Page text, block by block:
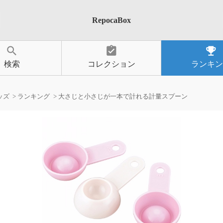
RepocaBox
search
検索
assignment_turned_in
コレクション
emoji_events
ランキ
ズ ランキング 大さじと小さじが一本で計れる計量スプーン